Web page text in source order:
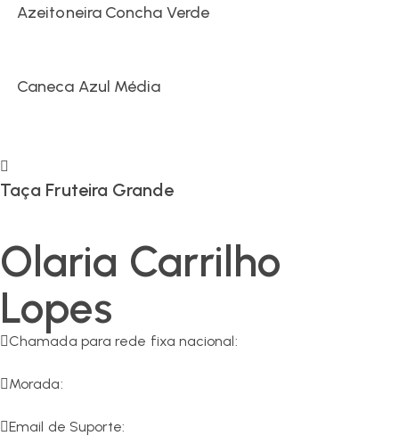
Azeitoneira Concha Verde
Caneca Azul Média
Taça Fruteira Grande
Olaria Carrilho
Lopes
Chamada para rede fixa nacional:
Morada:
Email de Suporte: